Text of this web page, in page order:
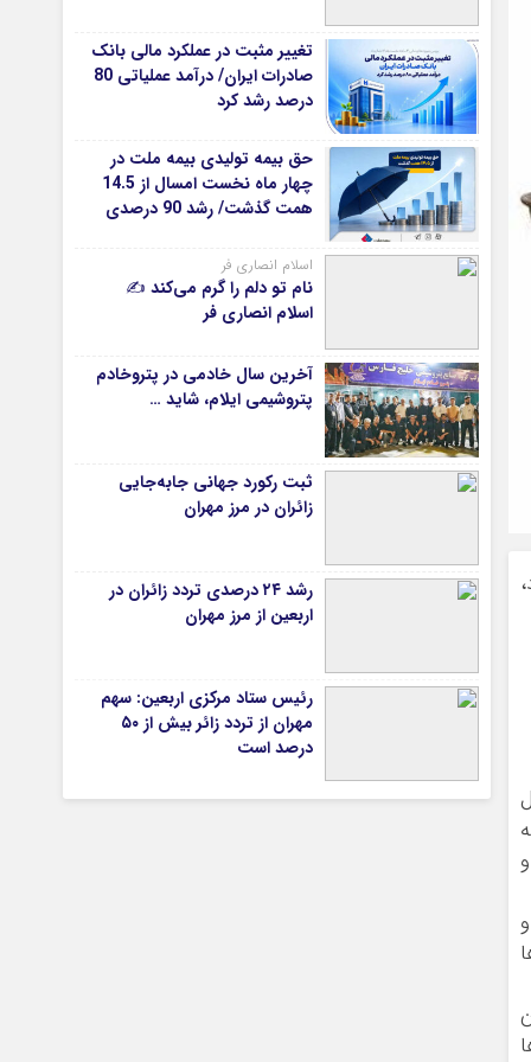
دانشگاه
آموزش و پرورش
بهداشت و درمان
حوادث، انتظامی
شهری و رفاهی
*ماناسپهر
یادداشت روز
اطلاعیه
پیام تبریک ماناسپهر
پیام تسلیت ماناسپهر
پیوندهای سایت
تغییر مثبت در عملکرد مالی بانک
صادرات ایران/ درآمد عملیاتی 80
درصد رشد کرد
حق بیمه تولیدی بیمه ملت در
چهار ماه نخست امسال از 14.5
همت گذشت/ رشد 90 درصدی
گذشته
اسلام انصاری فر
نام تو دلم را گرم می‌کند ✍️
اسلام انصاری فر
آخرین سال خادمی در پتروخادم
پتروشیمی ایلام، شاید …
ثبت رکورد جهانی جابه‌جایی
زائران در مرز مهران
رشد ۲۴ درصدی تردد زائران در
اربعین از مرز مهران
رئیس ستاد مرکزی اربعین: سهم
مهران از تردد زائر بیش از ۵۰
درصد است